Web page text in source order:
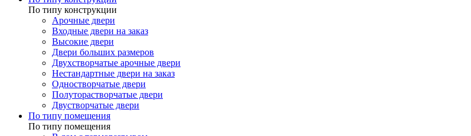
По типу конструкции
Арочные двери
Входные двери на заказ
Высокие двери
Двери больших размеров
Двухстворчатые арочные двери
Нестандартные двери на заказ
Одностворчатые двери
Полуторастворчатые двери
Двустворчатые двери
По типу помещения
По типу помещения